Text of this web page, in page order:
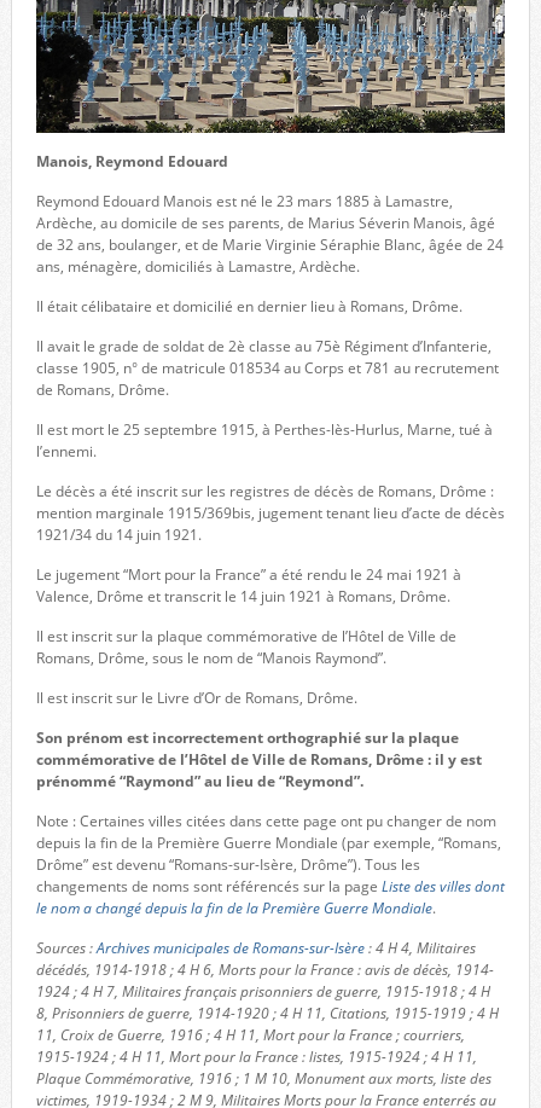
Manois, Reymond Edouard
Reymond Edouard Manois est né le 23 mars 1885 à Lamastre,
Ardèche, au domicile de ses parents, de Marius Séverin Manois, âgé
de 32 ans, boulanger, et de Marie Virginie Séraphie Blanc, âgée de 24
ans, ménagère, domiciliés à Lamastre, Ardèche.
Il était célibataire et domicilié en dernier lieu à Romans, Drôme.
Il avait le grade de soldat de 2è classe au 75è Régiment d’Infanterie,
classe 1905, n° de matricule 018534 au Corps et 781 au recrutement
de Romans, Drôme.
Il est mort le 25 septembre 1915, à Perthes-lès-Hurlus, Marne, tué à
l’ennemi.
Le décès a été inscrit sur les registres de décès de Romans, Drôme :
mention marginale 1915/369bis, jugement tenant lieu d’acte de décès
1921/34 du 14 juin 1921.
Le jugement “Mort pour la France” a été rendu le 24 mai 1921 à
Valence, Drôme et transcrit le 14 juin 1921 à Romans, Drôme.
Il est inscrit sur la plaque commémorative de l’Hôtel de Ville de
Romans, Drôme, sous le nom de “Manois Raymond”.
Il est inscrit sur le Livre d’Or de Romans, Drôme.
Son prénom est incorrectement orthographié sur la plaque
commémorative de l’Hôtel de Ville de Romans, Drôme : il y est
prénommé “Raymond” au lieu de “Reymond”.
Note : Certaines villes citées dans cette page ont pu changer de nom
depuis la fin de la Première Guerre Mondiale (par exemple, “Romans,
Drôme” est devenu “Romans-sur-Isère, Drôme”). Tous les
changements de noms sont référencés sur la page Liste des villes dont
le nom a changé depuis la fin de la Première Guerre Mondiale.
Sources :Archives municipales de Romans-sur-Isère: 4 H 4, Militaires
décédés, 1914-1918 ; 4 H 6, Morts pour la France : avis de décès, 1914-
1924 ; 4 H 7, Militaires français prisonniers de guerre, 1915-1918 ; 4 H
8, Prisonniers de guerre, 1914-1920 ; 4 H 11, Citations, 1915-1919 ; 4 H
11, Croix de Guerre, 1916 ; 4 H 11, Mort pour la France ; courriers,
1915-1924 ; 4 H 11, Mort pour la France : listes, 1915-1924 ; 4 H 11,
Plaque Commémorative, 1916 ; 1 M 10, Monument aux morts, liste des
victimes, 1919-1934 ; 2 M 9, Militaires Morts pour la France enterrés au